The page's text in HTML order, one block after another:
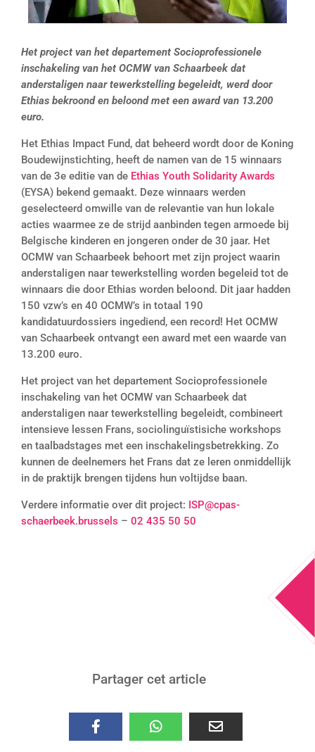
Het project van het departement Socioprofessionele
inschakeling van het OCMW van Schaarbeek dat
anderstaligen naar tewerkstelling begeleidt, werd door
Ethias bekroond en beloond met een award van 13.200
euro.
Het Ethias Impact Fund, dat beheerd wordt door de Koning
Boudewijnstichting, heeft de namen van de 15 winnaars
van de 3e editie van de Ethias Youth Solidarity Awards
(EYSA) bekend gemaakt. Deze winnaars werden
geselecteerd omwille van de relevantie van hun lokale
acties waarmee ze de strijd aanbinden tegen armoede bij
Belgische kinderen en jongeren onder de 30 jaar. Het
OCMW van Schaarbeek behoort met zijn project waarin
anderstaligen naar tewerkstelling worden begeleid tot de
winnaars die door Ethias worden beloond. Dit jaar hadden
150 vzw’s en 40 OCMW’s in totaal 190
kandidatuurdossiers ingediend, een record! Het OCMW
van Schaarbeek ontvangt een award met een waarde van
13.200 euro.
Het project van het departement Socioprofessionele
inschakeling van het OCMW van Schaarbeek dat
anderstaligen naar tewerkstelling begeleidt, combineert
intensieve lessen Frans, sociolinguïstisiche workshops
en taalbadstages met een inschakelingsbetrekking. Zo
kunnen de deelnemers het Frans dat ze leren onmiddellijk
in de praktijk brengen tijdens hun voltijdse baan.
Verdere informatie over dit project: ISP@cpas-
schaerbeek.brussels – 02 435 50 50
Partager cet article